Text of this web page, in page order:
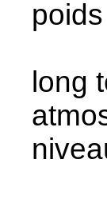
La
long